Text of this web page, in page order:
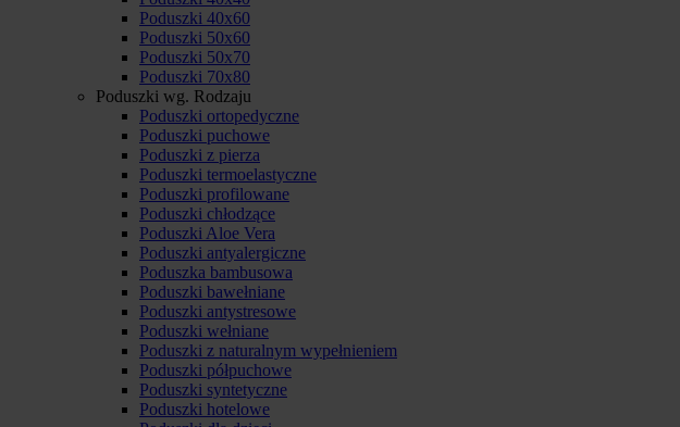
Poduszki 40x60
Poduszki 50x60
Poduszki 50x70
Poduszki 70x80
Poduszki wg. Rodzaju
Poduszki ortopedyczne
Poduszki puchowe
Poduszki z pierza
Poduszki termoelastyczne
Poduszki profilowane
Poduszki chłodzące
Poduszki Aloe Vera
Poduszki antyalergiczne
Poduszka bambusowa
Poduszki bawełniane
Poduszki antystresowe
Poduszki wełniane
Poduszki z naturalnym wypełnieniem
Poduszki półpuchowe
Poduszki syntetyczne
Poduszki hotelowe